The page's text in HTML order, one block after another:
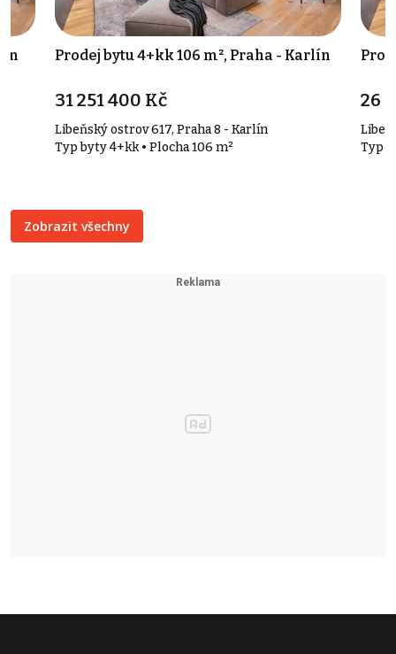
Prodej bytu 4+kk 106 m², Praha - Karlín
31 251 400 Kč
Libeňský ostrov 617, Praha 8 - Karlín
Typ byty 4+kk • Plocha 106 m²
26
Typ
Zobrazit všechny